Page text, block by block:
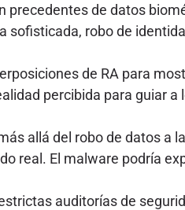
precedentes de datos
robo de
de RA para
percibida para guiar a
allá del robo de datos a
real. El malware podría
auditorías de